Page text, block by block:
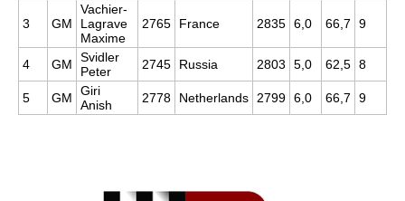
3 GM
Vachier-
Lagrave
Maxime
2765 France 2835 6,0 66,7 9
4 GM
Svidler
Peter
2745 Russia 2803 5,0 62,5 8
5 GM
Giri
Anish
2778 Netherlands 2799 6,0 66,7 9